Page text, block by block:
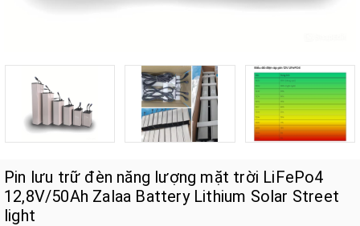
Pin lưu trữ đèn năng lượng mặt trời LiFePo4
12,8V/50Ah Zalaa Battery Lithium Solar Street
light